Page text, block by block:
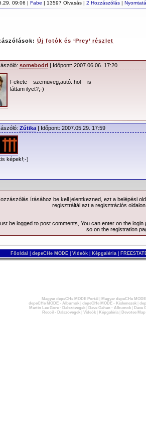
09:06 | Fabe | 13597 Olvasás | 2 Hozzászólás |
Új fotók és ‘Prey’ részlet
somebodri | Időpont: 2007.06.06. 17:20
Fekete szemüveg,autó..hol is
láttam ilyet?;-)
Zútika | Időpont: 2007.05.29. 17:59
képek!;-)
írásához be kell jelentkezned, ezt a belépési
regisztráltál azt a regisztrációs
be logged to post comments, You can enter on the login
so on the registration
Főoldal depeCHe MODE Videók Képgaléria
Magyar depeCHe MODE Portál
Magyar depeCHe
depeCHe MODE - Albumok| depeCHe MODE - Kislemezek|
Martin Lee Gore - Dalszövegek| Dave Gahan - Albumok|
Dave
Recoil - Dalszövegek| Videók| Képgaléria| Devotee Map